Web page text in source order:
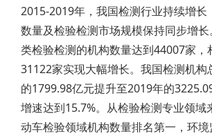
2015-2019年，我国检测行业持续增长
数量及检验检测市场规模保持同步增
类检验检测的机构数量达到44007家，
31122家实现大幅增长。我国检测机构
的1799.98亿元提升至2019年的
增速达到15.7%。从检验检测专业领域
动车检验领域机构数量排名第一，环